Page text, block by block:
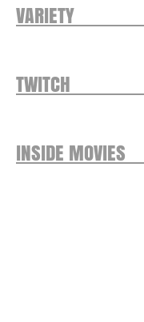
VARIETY
TWITCH
INSIDE MOVIES